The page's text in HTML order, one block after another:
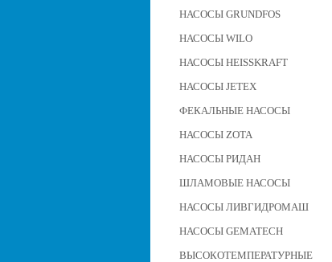
НАСОСЫ GRUNDFOS
НАСОСЫ WILO
НАСОСЫ HEISSKRAFT
НАСОСЫ JETEX
ФЕКАЛЬНЫЕ НАСОСЫ
НАСОСЫ ZOTA
НАСОСЫ РИДАН
ШЛАМОВЫЕ НАСОСЫ
НАСОСЫ ЛИВГИДРОМАШ
НАСОСЫ GEMATECH
ВЫСОКОТЕМПЕРАТУРНЫЕ